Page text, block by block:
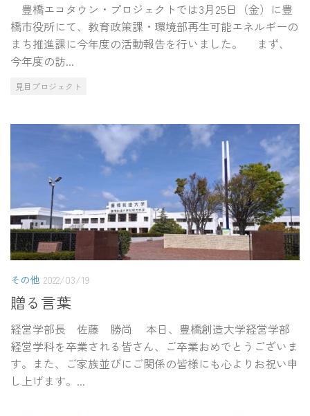
豊橋エコタウン・プロジェクトでは3月25日（金）に豊
橋市役所にて、教育政策課・環境部再生可能エネルギーの
まち推進課に今年度の活動報告を行いました。 まず、
今年度の訪...
見目プロジェクト
その他 2022/03/19
贈る言葉
経営学部長 佐藤 勝尚 本日、豊橋創造大学経営学部
経営学科を卒業される皆さん、ご卒業おめでとうございま
す。また、ご家族並びにご関係の皆様にも心よりお祝い申
し上げます。...